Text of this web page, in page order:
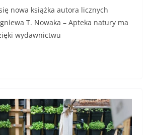
nowa książka autora licznych
T. Nowaka – Apteka natury ma
wydawnictwu